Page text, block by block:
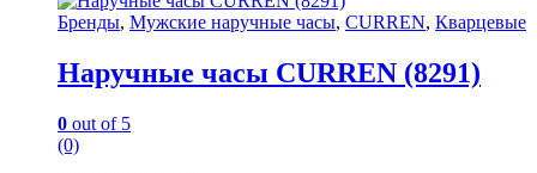
Бренды, Мужские наручные часы, CURREN, Кварцевые
Наручные часы CURREN (8291)
0 out of 5
(0)